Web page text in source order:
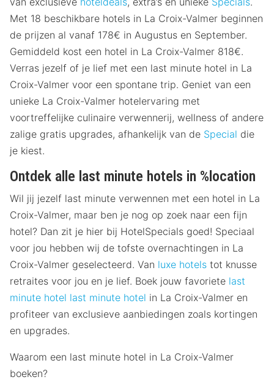
Met 18 beschikbare hotels in La Croix-Valmer beginnen
de prijzen al vanaf 178€ in Augustus en September.
Gemiddeld kost een hotel in La Croix-Valmer 818€.
Verras jezelf of je lief met een last minute hotel in La
Croix-Valmer voor een spontane trip. Geniet van een
unieke La Croix-Valmer hotelervaring met
voortreffelijke culinaire verwennerij, wellness of andere
zalige gratis upgrades, afhankelijk van de Special die
je kiest.
Ontdek alle last minute hotels in %location
Wil jij jezelf last minute verwennen met een hotel in La
Croix-Valmer, maar ben je nog op zoek naar een fijn
hotel? Dan zit je hier bij HotelSpecials goed! Speciaal
voor jou hebben wij de tofste overnachtingen in La
Croix-Valmer geselecteerd. Van luxe hotels tot knusse
retraites voor jou en je lief. Boek jouw favoriete last
minute hotel last minute hotel in La Croix-Valmer en
profiteer van exclusieve aanbiedingen zoals kortingen
en upgrades.
Waarom een last minute hotel in La Croix-Valmer
boeken?